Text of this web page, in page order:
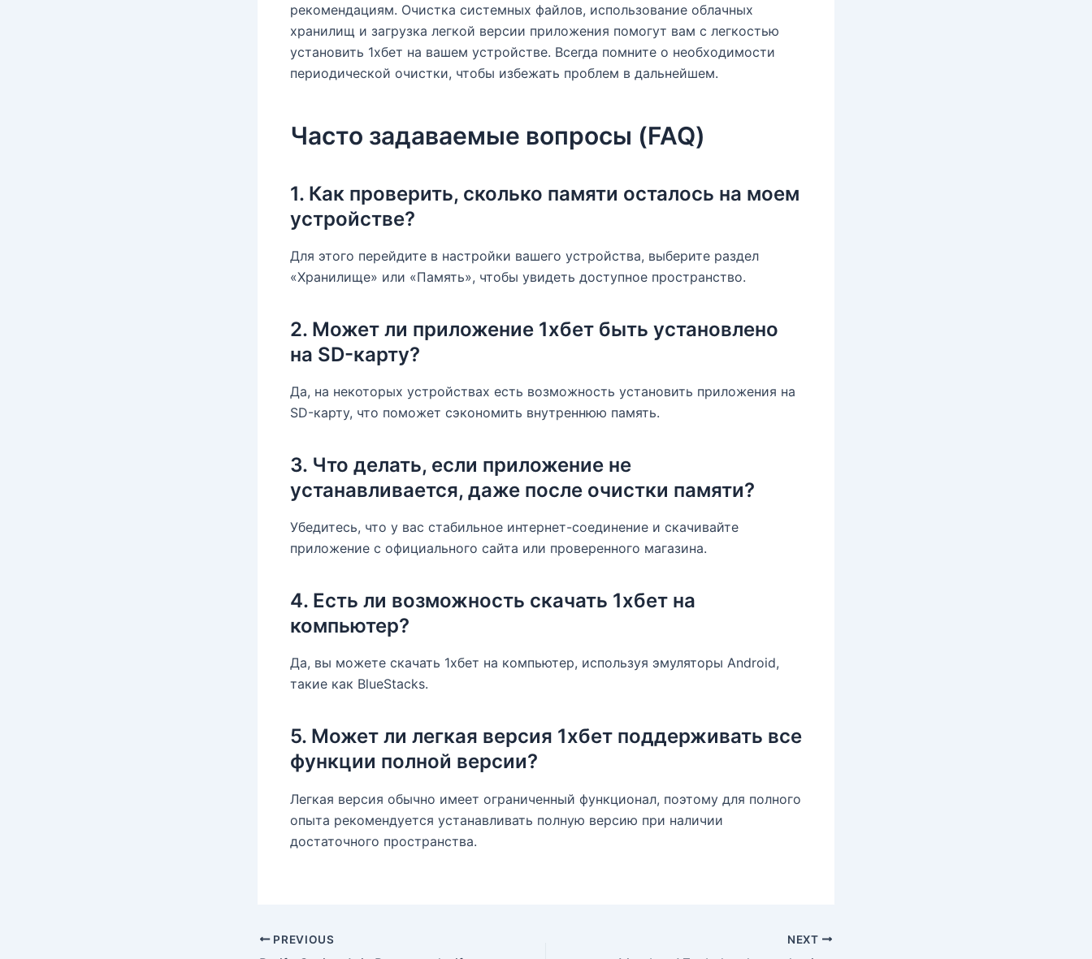
рекомендациям. Очистка системных файлов, использование облачных
хранилищ и загрузка легкой версии приложения помогут вам с легкостью
установить 1хбет на вашем устройстве. Всегда помните о необходимости
периодической очистки, чтобы избежать проблем в дальнейшем.
Часто задаваемые вопросы (FAQ)
1. Как проверить, сколько памяти осталось на моем
устройстве?
Для этого перейдите в настройки вашего устройства, выберите раздел
«Хранилище» или «Память», чтобы увидеть доступное пространство.
2. Может ли приложение 1хбет быть установлено
на SD-карту?
Да, на некоторых устройствах есть возможность установить приложения на
SD-карту, что поможет сэкономить внутреннюю память.
3. Что делать, если приложение не
устанавливается, даже после очистки памяти?
Убедитесь, что у вас стабильное интернет-соединение и скачивайте
приложение с официального сайта или проверенного магазина.
4. Есть ли возможность скачать 1хбет на
компьютер?
Да, вы можете скачать 1хбет на компьютер, используя эмуляторы Android,
такие как BlueStacks.
5. Может ли легкая версия 1хбет поддерживать все
функции полной версии?
Легкая версия обычно имеет ограниченный функционал, поэтому для полного
опыта рекомендуется устанавливать полную версию при наличии
достаточного пространства.
PREVIOUS NEXT